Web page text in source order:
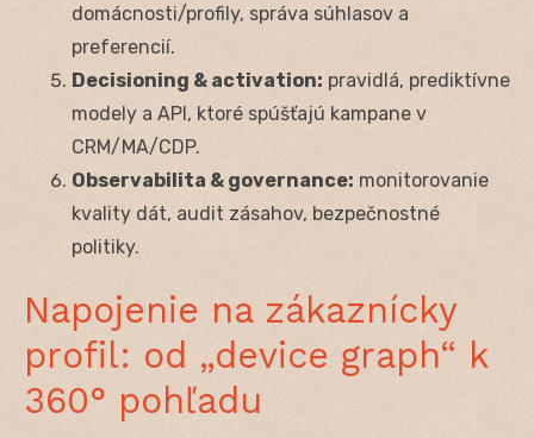
domácnosti/profily, správa súhlasov a
preferencií.
Decisioning & activation: pravidlá, prediktívne
modely a API, ktoré spúšťajú kampane v
CRM/MA/CDP.
Observabilita & governance: monitorovanie
kvality dát, audit zásahov, bezpečnostné
politiky.
Napojenie na zákaznícky
profil: od „device graph“ k
360° pohľadu